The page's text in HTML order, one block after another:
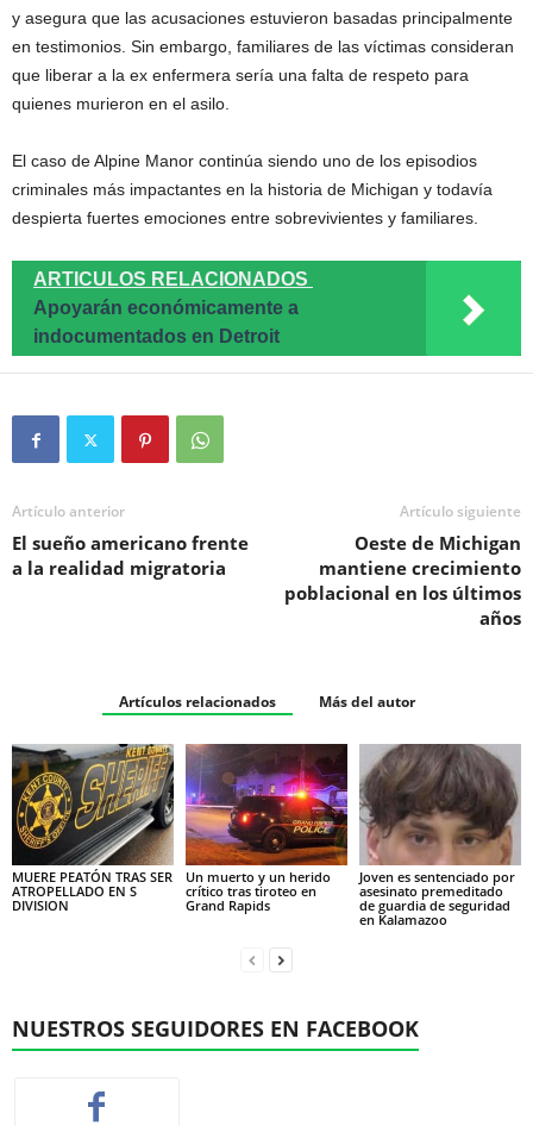
y asegura que las acusaciones estuvieron basadas principalmente
en testimonios. Sin embargo, familiares de las víctimas consideran
que liberar a la ex enfermera sería una falta de respeto para
quienes murieron en el asilo.
El caso de Alpine Manor continúa siendo uno de los episodios
criminales más impactantes en la historia de Michigan y todavía
despierta fuertes emociones entre sobrevivientes y familiares.
ARTICULOS RELACIONADOS
Apoyarán económicamente a
indocumentados en Detroit
Artículo anterior
El sueño americano frente
a la realidad migratoria
Artículo siguiente
Oeste de Michigan
mantiene crecimiento
poblacional en los últimos
años
Artículos relacionados Más del autor
MUERE PEATÓN TRAS SER
ATROPELLADO EN S
DIVISION
Un muerto y un herido
crítico tras tiroteo en
Grand Rapids
Joven es sentenciado por
asesinato premeditado
de guardia de seguridad
en Kalamazoo
NUESTROS SEGUIDORES EN FACEBOOK